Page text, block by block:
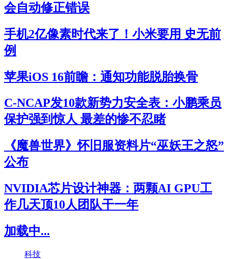
会自动修正错误
手机2亿像素时代来了！小米要用 史无前
例
苹果iOS 16前瞻：通知功能脱胎换骨
C-NCAP发10款新势力安全表：小鹏乘员
保护强到惊人 最差的惨不忍睹
《魔兽世界》怀旧服资料片“巫妖王之怒”
公布
NVIDIA芯片设计神器：两颗AI GPU工
作几天顶10人团队干一年
加载中...
科技